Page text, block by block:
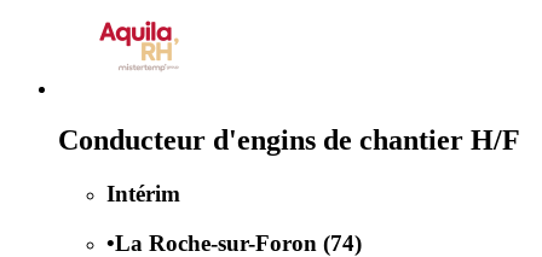
Conducteur d'engins de chantier H/F
Intérim
•La Roche-sur-Foron (74)